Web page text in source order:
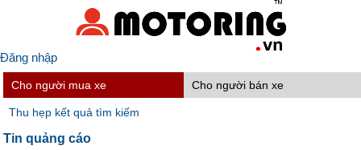
Đăng nhập
Cho người mua xe Cho người bán xe
Thu hẹp kết quả tìm kiếm
Tin quảng cáo